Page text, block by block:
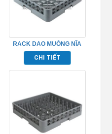
RACK DAO MUỖNG NĨA
TP691007
CHI TIẾT